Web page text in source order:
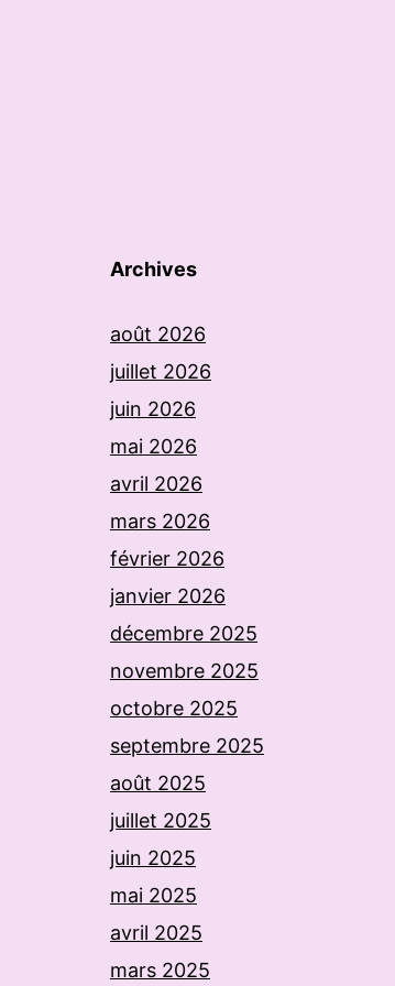
Archives
août 2026
juillet 2026
juin 2026
mai 2026
avril 2026
mars 2026
février 2026
janvier 2026
décembre 2025
novembre 2025
octobre 2025
septembre 2025
août 2025
juillet 2025
juin 2025
mai 2025
avril 2025
mars 2025